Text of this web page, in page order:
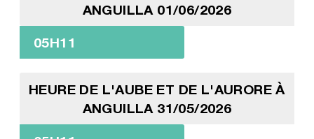
ANGUILLA 01/06/2026
05H11
HEURE DE L'AUBE ET DE L'AURORE À
ANGUILLA 31/05/2026